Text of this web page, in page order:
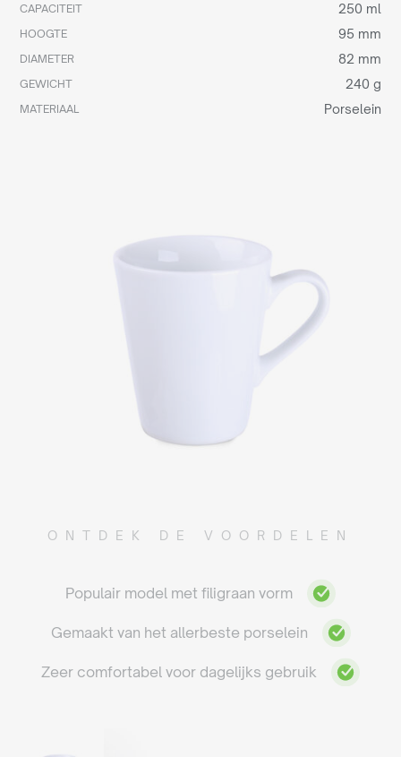
CAPACITEIT 250 ml
HOOGTE 95 mm
DIAMETER 82 mm
GEWICHT 240 g
MATERIAAL Porselein
ONTDEK DE VOORDELEN
Populair model met filigraan vorm
Gemaakt van het allerbeste porselein
Zeer comfortabel voor dagelijks gebruik